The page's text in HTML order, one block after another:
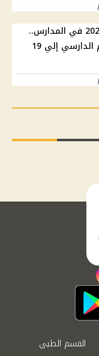
موعد بدء الدراسة 2026-2027 في المدارس..
التعليم ينفي التأجيل العام الدارسي إلي 19
القسم الطبي